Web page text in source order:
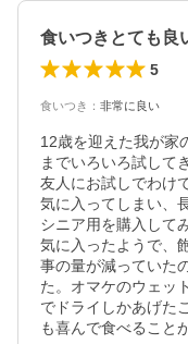
食いつきとても良
5
食いつき ： 非常に良い
12歳を迎えた我が家
までいろいろ試して
友人にお試しでわけ
気に入ってしまい、
シニア用を購入して
気に入ったようで、
事の量が減っていた
た。オマケのウェッ
でドライしかあげた
も喜んで食べること